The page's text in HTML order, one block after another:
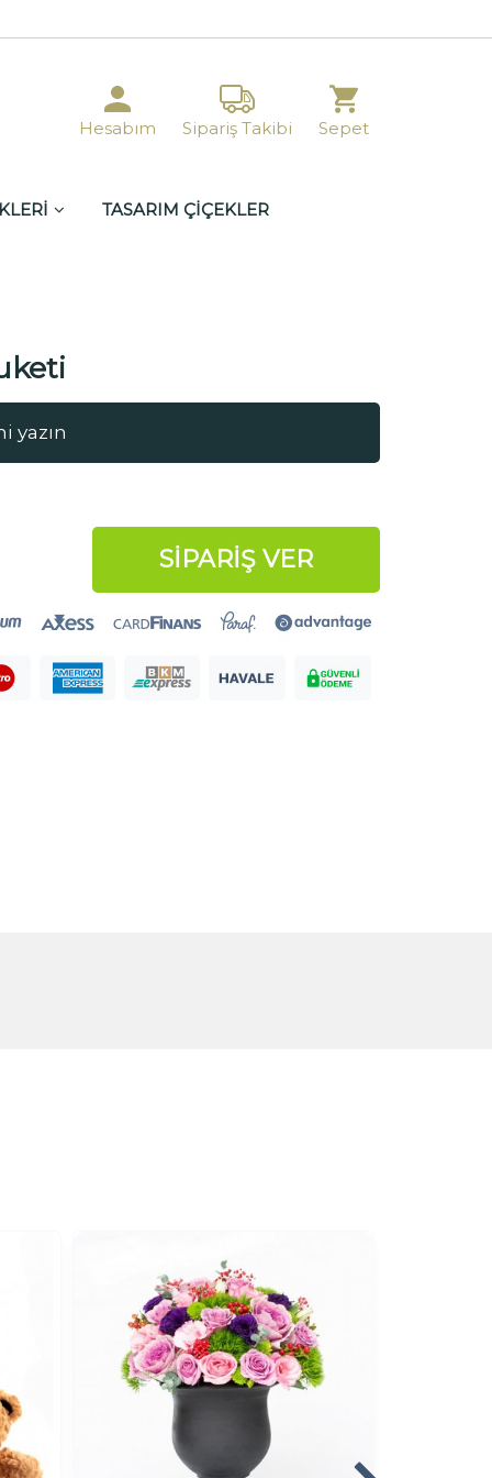
Hesabım Sipariş Takibi Sepet
TASARIM ÇİÇEKLER
SİPARİŞ VER